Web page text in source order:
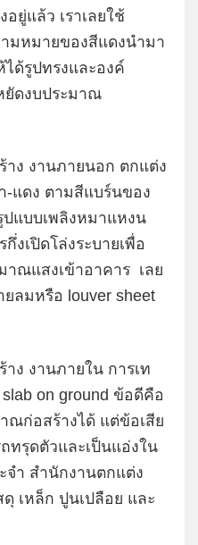
ยู่แล้ว เราเลยใช้
มหมายของสีแดงนำมา
ด้รูปทรงและองค์
ยัดงบประมาณ
าง งานภายนอก ตกแต่ง
-แดง ตามสีแบร์นของ
ปแบบเพลิงหมาแหงน
งเปิดโล่งระบายเพื่อ
าณแสงเข้าอาคาร เลย
ยลมหรือ louver sheet
ง งานภายใน การเท
on ground ข้อดีคือ
ณก่อสร้างได้ แต่ข้อเสีย
ทรุดตัวและเป็นแอ่งใน
จำ สำนักงานตกแต่ง
เหล็ก ปูนเปลือย และ